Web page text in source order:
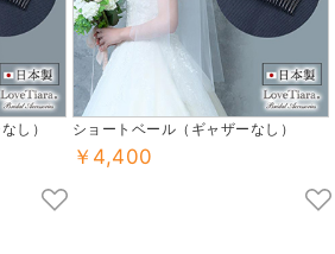
し）
ショートベール（ギャザーなし）
￥4,400